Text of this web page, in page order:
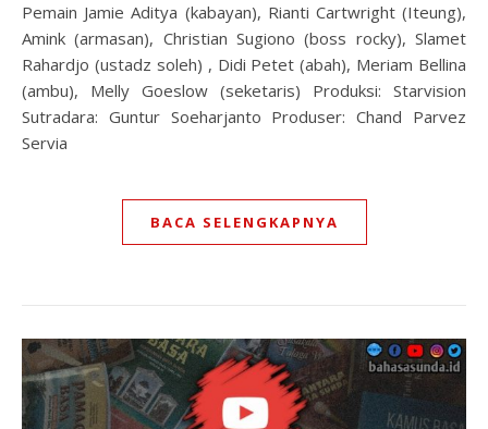
Pemain Jamie Aditya (kabayan), Rianti Cartwright (Iteung),
Amink (armasan), Christian Sugiono (boss rocky), Slamet
Rahardjo (ustadz soleh) , Didi Petet (abah), Meriam Bellina
(ambu), Melly Goeslow (seketaris) Produksi: Starvision
Sutradara: Guntur Soeharjanto Produser: Chand Parvez
Servia
BACA SELENGKAPNYA